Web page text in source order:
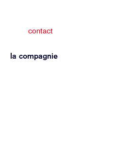
contact
la compagnie